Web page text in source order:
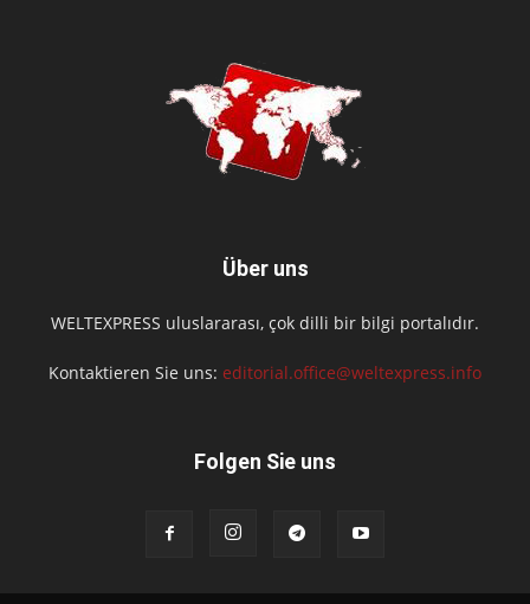
Über uns
WELTEXPRESS uluslararası, çok dilli bir bilgi portalıdır.
Kontaktieren Sie uns: editorial.office@weltexpress.info
Folgen Sie uns